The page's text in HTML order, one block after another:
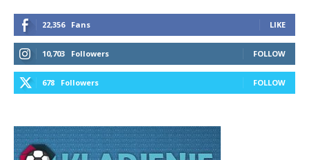
22,356 Fans LIKE
10,703 Followers FOLLOW
678 Followers FOLLOW